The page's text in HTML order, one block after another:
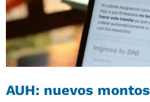
AUH: nuevos montos